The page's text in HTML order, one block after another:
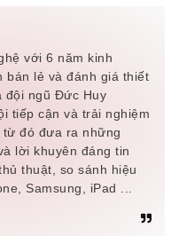
với 6 năm kinh
bán lẻ và đánh giá thiết
đội ngũ Đức Huy
tiếp cận và trải nghiệm
đó đưa ra những
lời khuyên đáng tin
thuật, so sánh hiệu
Samsung, iPad ...